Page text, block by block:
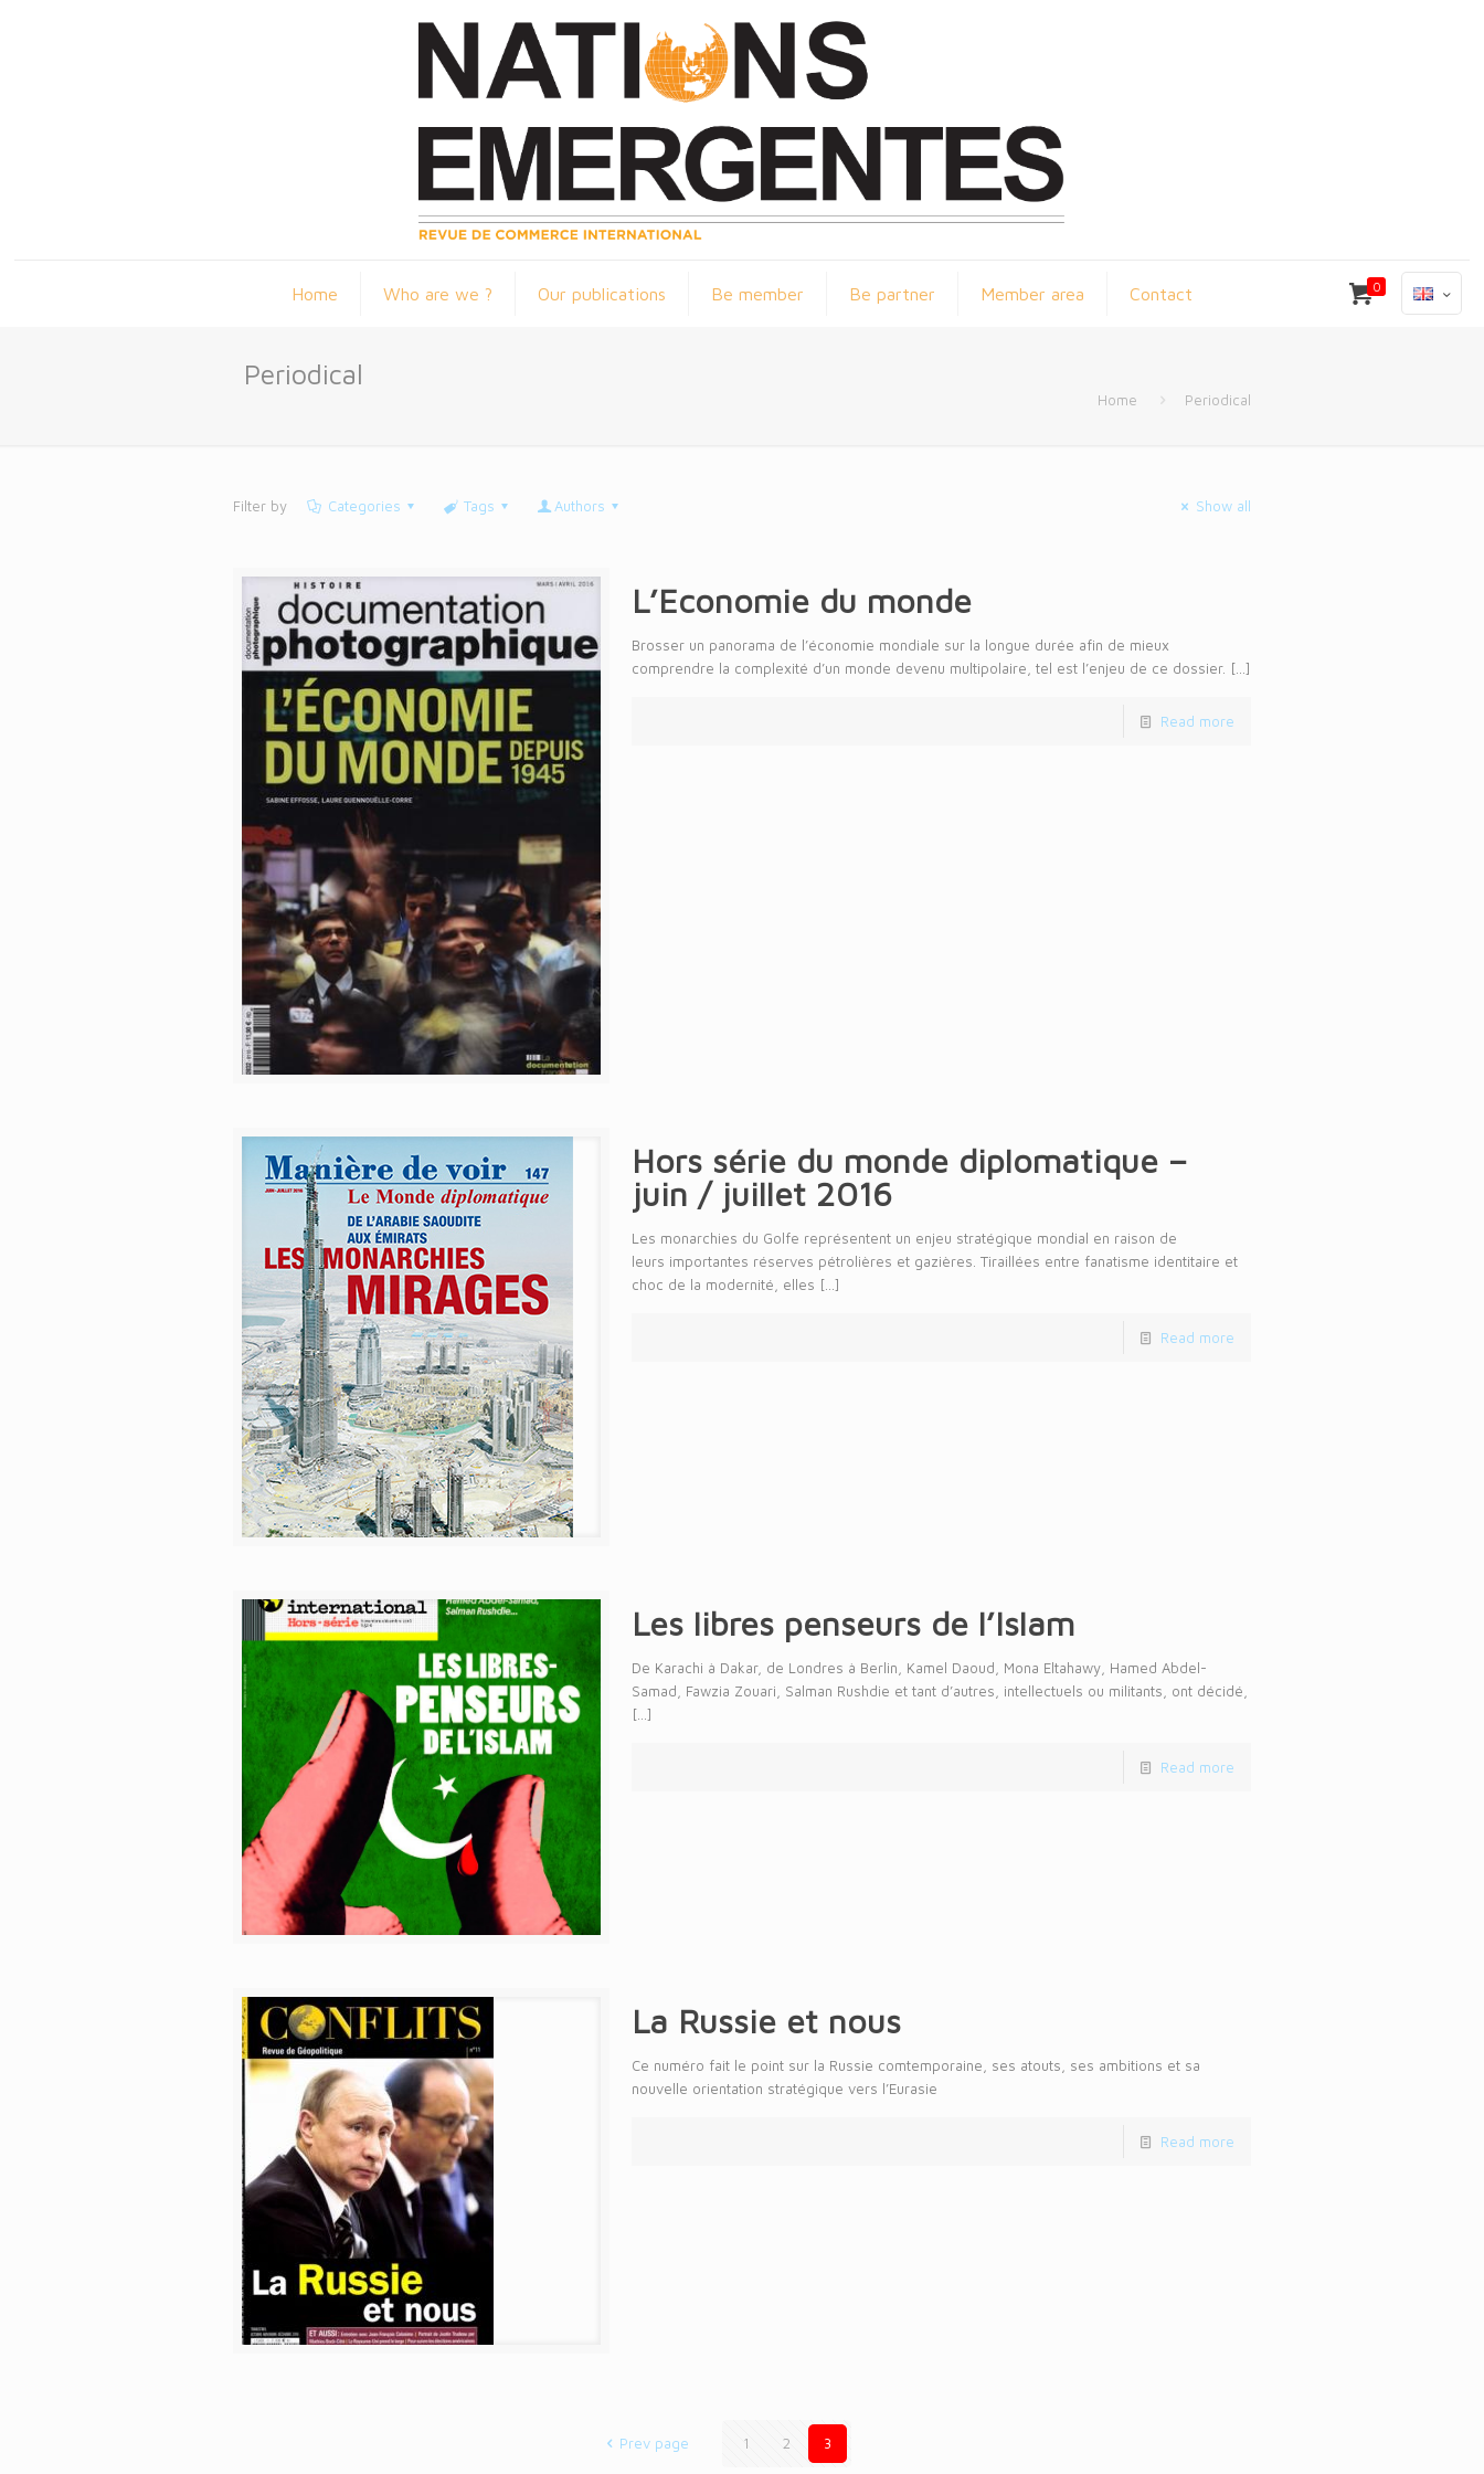
Home Who are we ? Our publications Be member Be partner Member area Contact 0
Periodical
Home Periodical
Filter by Categories Tags Authors Show all
L’Economie du monde
Brosser un panorama de l’économie mondiale sur la longue durée afin de mieux
comprendre la complexité d’un monde devenu multipolaire, tel est l’enjeu de ce dossier. […]
Read more
Hors série du monde diplomatique –
juin / juillet 2016
Les monarchies du Golfe représentent un enjeu stratégique mondial en raison de
leurs importantes réserves pétrolières et gazières. Tiraillées entre fanatisme identitaire et
choc de la modernité, elles […]
Read more
Les libres penseurs de l’Islam
De Karachi à Dakar, de Londres à Berlin, Kamel Daoud, Mona Eltahawy, Hamed Abdel-
Samad, Fawzia Zouari, Salman Rushdie et tant d’autres, intellectuels ou militants, ont décidé,
[…]
Read more
La Russie et nous
Ce numéro fait le point sur la Russie comtemporaine, ses atouts, ses ambitions et sa
nouvelle orientation stratégique vers l’Eurasie
Read more
Prev page 1 2 3